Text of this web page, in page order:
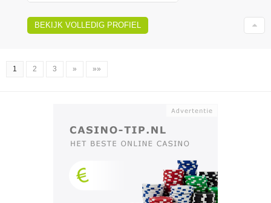
BEKIJK VOLLEDIG PROFIEL
1 2 3 » »»